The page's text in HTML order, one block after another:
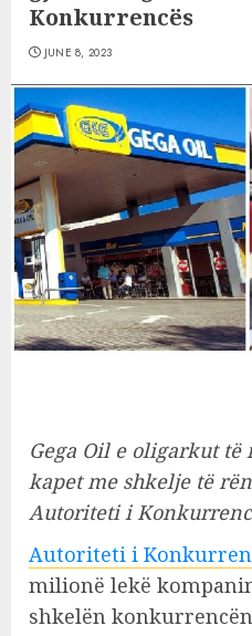
Konkurrencës
JUNE 8, 2023
Gega Oil e oligarkut të
kapet me shkelje të
Autoriteti i
Autoriteti i
milionë lekë
shkelën